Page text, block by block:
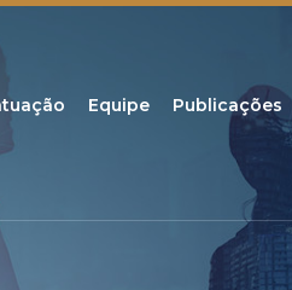
Equipe Publicações